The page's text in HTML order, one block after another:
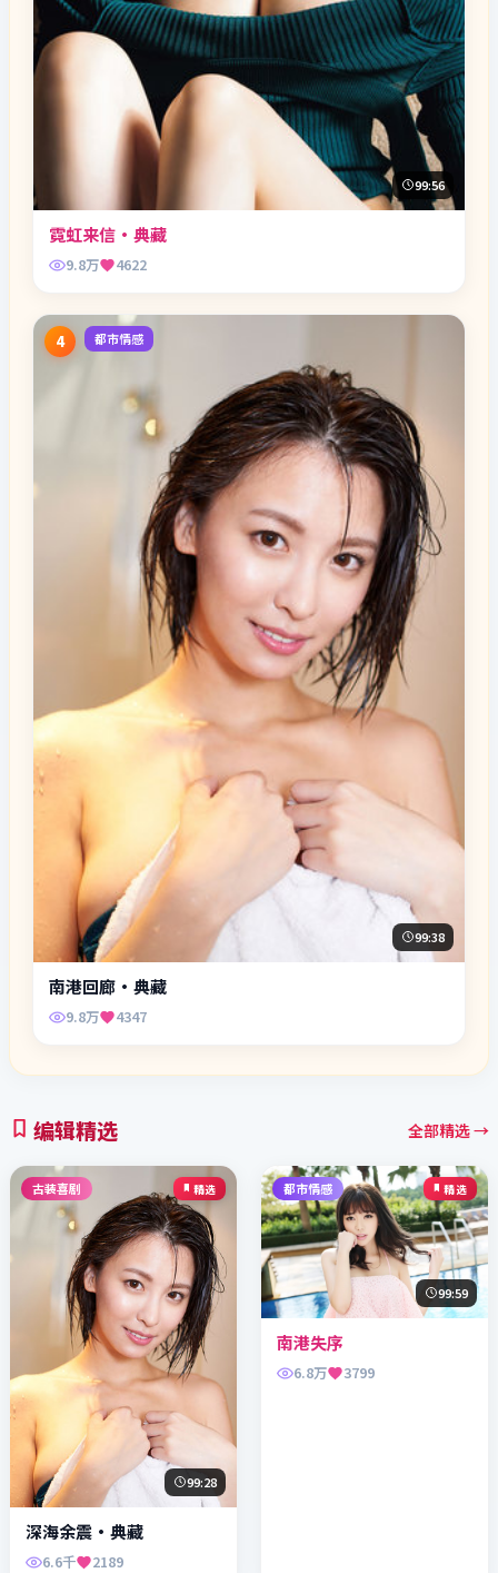
99:56
霓虹来信·典藏
9.8万 4622
4 都市情感
99:38
南港回廊·典藏
9.8万 4347
编辑精选 全部精选 →
古装喜剧 精选
99:28
深海余震·典藏
6.6千 2189
都市情感 精选
99:59
南港失序
6.8万 3799